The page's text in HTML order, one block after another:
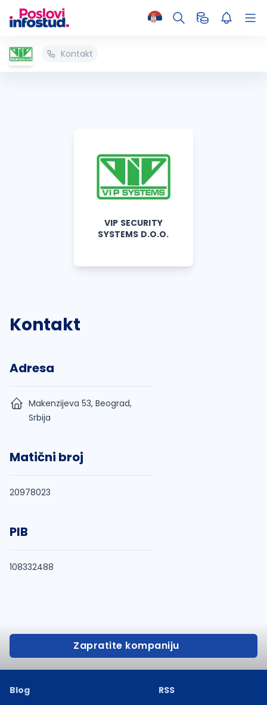
Kontakt
VIP SECURITY
SYSTEMS D.O.O.
Kontakt
Adresa
Makenzijeva 53, Beograd,
Srbija
Matični broj
20978023
PIB
108332488
Zapratite kompaniju
Blog
RSS